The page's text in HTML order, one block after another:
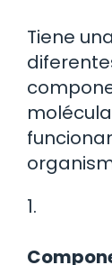
Tiene
1.